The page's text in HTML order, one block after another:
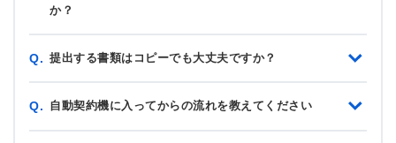
か？
Q. 提出する書類はコピーでも大丈夫ですか？
Q. 自動契約機に入ってからの流れを教えてください